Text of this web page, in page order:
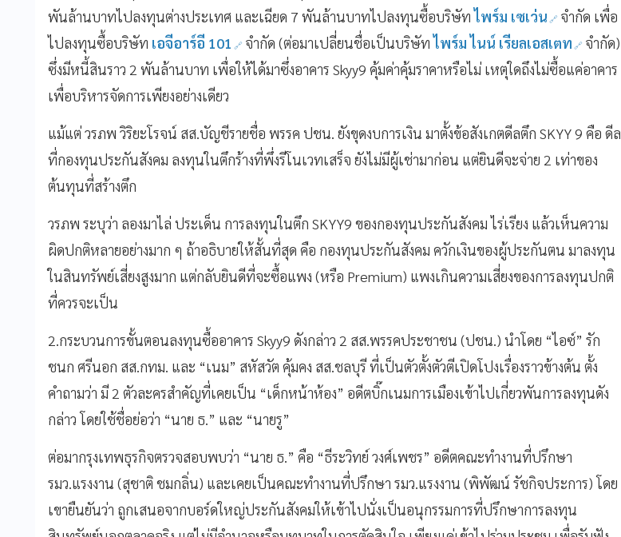
พันล้านบาทไปลงทุนต่างประเทศ และเฉียด 7 พันล้านบาทไปลงทุนซื้อบริษัทไพร์ม เซเว่น จำกัด เพื่อ
ไปลงทุนซื้อบริษัท เอจีอาร์อี 101 จำกัด (ต่อมาเปลี่ยนชื่อเป็นบริษัทไพร์ม ไนน์ เรียลเอสเตท จำกัด)
ซึ่งมีหนี้สินราว 2 พันล้านบาท เพื่อให้ได้มาซึ่งอาคาร Skyy9 คุ้มค่าคุ้มราคาหรือไม่ เหตุใดถึงไม่ซื้อแค่อาคาร
เพื่อบริหารจัดการเพียงอย่างเดียว
แม้แต่ วรภพ วิริยะโรจน์ สส.บัญชีรายชื่อ พรรค ปชน. ยังขุดงบการเงิน มาตั้งข้อสังเกตดีลตึก SKYY 9 คือ ดีล
ที่กองทุนประกันสังคม ลงทุนในตึกร้างที่พึ่งรีโนเวทเสร็จ ยังไม่มีผู้เช่ามาก่อน แต่ยินดีจะจ่าย 2 เท่าของ
ต้นทุนที่สร้างตึก
วรภพ ระบุว่า ลองมาไล่ ประเด็น การลงทุนในตึก SKYY9 ของกองทุนประกันสังคม ไร่เรียง แล้วเห็นความ
ผิดปกติหลายอย่างมาก ๆ ถ้าอธิบายให้สั้นที่สุด คือ กองทุนประกันสังคม ควักเงินของผู้ประกันตน มาลงทุน
ในสินทรัพย์เสี่ยงสูงมาก แต่กลับยินดีที่จะซื้อแพง (หรือ Premium) แพงเกินความเสี่ยงของการลงทุนปกติ
ที่ควรจะเป็น
2.กระบวนการขั้นตอนลงทุนซื้ออาคาร Skyy9 ดังกล่าว 2 สส.พรรคประชาชน (ปชน.) นำโดย “ไอซ์” รัก
ชนก ศรีนอก สส.กทม. และ “เนม” สหัสวัต คุ้มคง สส.ชลบุรี ที่เป็นตัวตั้งตัวตีเปิดโปงเรื่องราวข้างต้น ตั้ง
คำถามว่า มี 2 ตัวละครสำคัญที่เคยเป็น “เด็กหน้าห้อง” อดีตบิ๊กเนมการเมืองเข้าไปเกี่ยวพันการลงทุนดัง
กล่าว โดยใช้ชื่อย่อว่า “นาย ธ.” และ “นายรู”
ต่อมากรุงเทพธุรกิจตรวจสอบพบว่า “นาย ธ.” คือ “ธีระวิทย์ วงศ์เพชร” อดีตคณะทำงานที่ปรึกษา
รมว.แรงงาน (สุชาติ ชมกลิ่น) และเคยเป็นคณะทำงานที่ปรึกษา รมว.แรงงาน (พิพัฒน์ รัชกิจประการ) โดย
เขายืนยันว่า ถูกเสนอจากบอร์ดใหญ่ประกันสังคมให้เข้าไปนั่งเป็นอนุกรรมการที่ปรึกษาการลงทุน